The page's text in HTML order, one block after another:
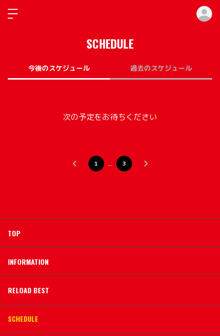
SCHEDULE
今後のスケジュール 過去のスケジュール
次の予定をお待ちください
1 … 3
TOP
INFORMATION
RELOAD BEST
SCHEDULE